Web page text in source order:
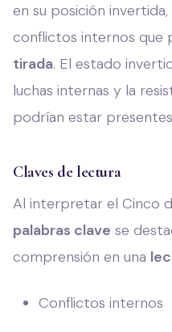
en su posición
conflictos internos que
tirada. El estado
luchas internas y la
podrían estar
Claves de lectura
Al interpretar el Cinco
palabras clave se
comprensión en una
Conflictos internos